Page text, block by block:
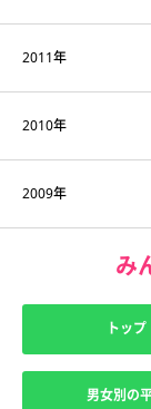
2011年
2010年
2009年
み
トップ
男女別の